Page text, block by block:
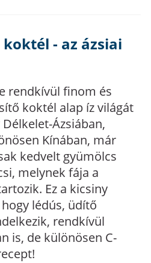
koktél - az ázsiai
rendkívül finom és
koktél alap íz világát
Délkelet-Ázsiában,
Kínában, már
kedvelt gyümölcs
melynek fája a
Ez a kicsiny
lédús, üdítő
rendkívül
is, de különösen C-